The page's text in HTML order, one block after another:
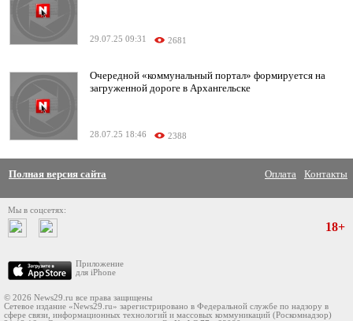
29.07.25 09:31 2681
Очередной «коммунальный портал» формируется на
загруженной дороге в Архангельске
28.07.25 18:46 2388
Полная версия сайта Оплата Контакты
Мы в соцсетях:
Приложение
для iPhone
18+
© 2026 News29.ru все права защищены
Сетевое издание «News29.ru» зарегистрировано в Федеральной службе по надзору в
сфере связи, информационных технологий и массовых коммуникаций (Роскомнадзор)